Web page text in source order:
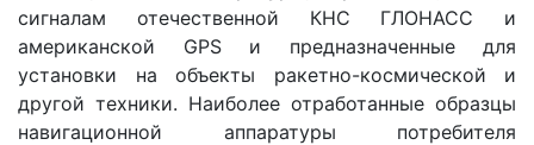
сигналам отечественной КНС ГЛОНАСС и
американской GPS и предназначенные для
установки на объекты ракетно-космической и
другой техники. Наиболее отработанные образцы
навигационной аппаратуры потребителя